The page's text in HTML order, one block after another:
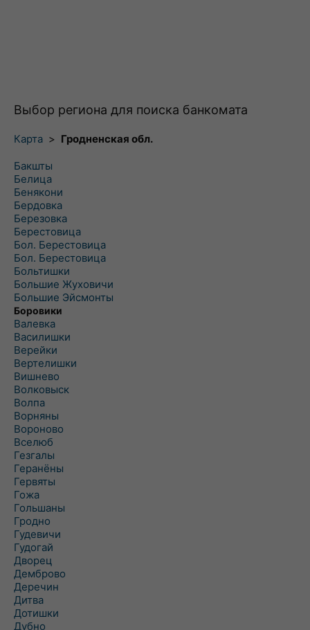
Выбор региона для поиска банкомата
Карта > Гродненская обл.
Бакшты
Белица
Бенякони
Бердовка
Березовка
Берестовица
Бол. Берестовица
Бол. Берестовица
Больтишки
Большие Жуховичи
Большие Эйсмонты
Боровики
Валевка
Василишки
Верейки
Вертелишки
Вишнево
Волковыск
Волпа
Ворняны
Вороново
Вселюб
Гезгалы
Геранёны
Гервяты
Гожа
Гольшаны
Гродно
Гудевичи
Гудогай
Дворец
Демброво
Деречин
Дитва
Дотишки
Дубно